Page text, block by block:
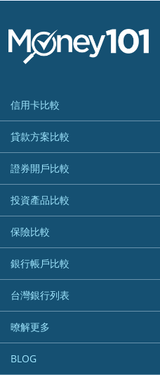
信用卡比較
信用卡情境類別推薦
所有信用卡
精選推薦
國內外現金回饋
繳稅優惠
航空哩程回饋
加油優惠
分期零利率優惠
首刷禮優惠
網購優惠
貸款方案比較
快速線上貸款推薦
最完整貸款資訊一次看
繳稅貸款
貸款計算機
車貸計算機
精選貸款推薦
信貸利率比較
一般個人貸款
優質客戶貸款
證券開戶比較
台股證券戶
美股證券戶
投資產品比較
機器人投資
加密貨幣
外幣定存
保險比較
住宅險
汽車保險
機車保險
寵物險
銀行帳戶比較
財富管理帳戶
數位存款帳戶
美元定存
台灣銀行列表
銀行與合作機構列表
銀行客服電話
暸解更多
加入我們
BLOG